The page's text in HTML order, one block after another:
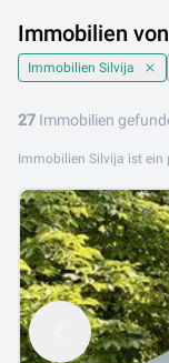
Immobilien
Immobilien Silvija
27 Immobilien